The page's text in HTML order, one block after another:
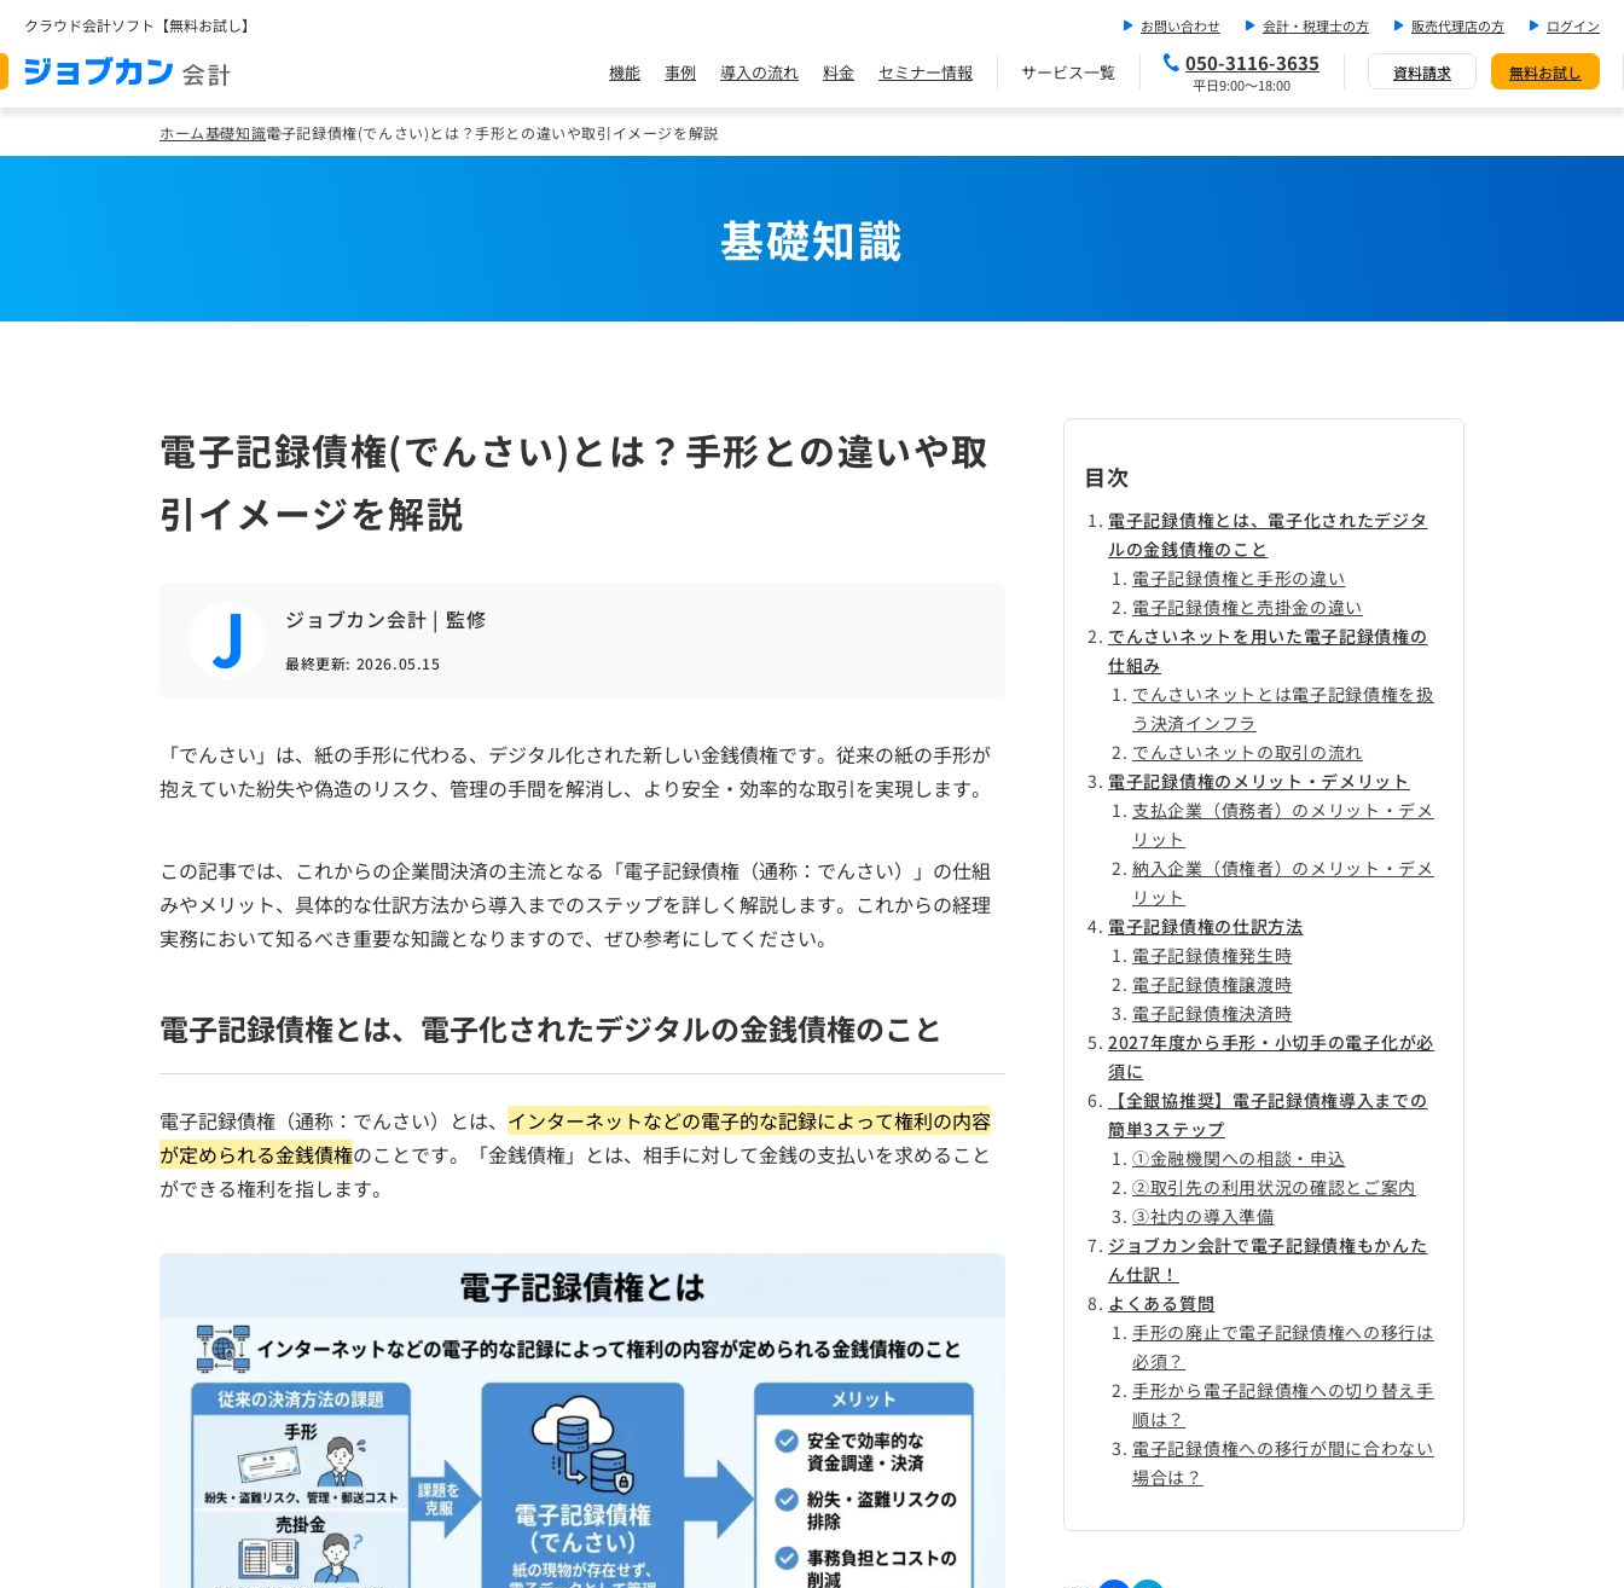
クラウド会計ソフト【無料お試し】 お問い合わせ 会計・税理士の方 販売代理店の方 ログイン
機能 事例 導入の流れ 料金 セミナー情報 サービス一覧 050-3116-3635
平日9:00～18:00
資料請求 無料お試し
ホーム基礎知識電子記録債権(でんさい)とは？手形との違いや取引イメージを解説
基礎知識
電子記録債権(でんさい)とは？手形との違いや取
引イメージを解説
ジョブカン会計 | 監修
最終更新: 2026.05.15
「でんさい」は、紙の手形に代わる、デジタル化された新しい金銭債権です。従来の紙の手形が
抱えていた紛失や偽造のリスク、管理の手間を解消し、より安全・効率的な取引を実現します。
この記事では、これからの企業間決済の主流となる「電子記録債権（通称：でんさい）」の仕組
みやメリット、具体的な仕訳方法から導入までのステップを詳しく解説します。これからの経理
実務において知るべき重要な知識となりますので、ぜひ参考にしてください。
電子記録債権とは、電子化されたデジタルの金銭債権のこと
電子記録債権（通称：でんさい）とは、 インターネットなどの電子的な記録によって権利の内容
が定められる金銭債権のことです。「金銭債権」とは、相手に対して金銭の支払いを求めること
ができる権利を指します。
目次
電子記録債権とは、電子化されたデジタ
ルの金銭債権のこと
電子記録債権と手形の違い
電子記録債権と売掛金の違い
でんさいネットを用いた電子記録債権の
仕組み
でんさいネットとは電子記録債権を扱
う決済インフラ
でんさいネットの取引の流れ
電子記録債権のメリット・デメリット
支払企業（債務者）のメリット・デメ
リット
納入企業（債権者）のメリット・デメ
リット
電子記録債権の仕訳方法
電子記録債権発生時
電子記録債権譲渡時
電子記録債権決済時
2027年度から手形・小切手の電子化が必
須に
【全銀協推奨】電子記録債権導入までの
簡単3ステップ
①金融機関への相談・申込
②取引先の利用状況の確認とご案内
③社内の導入準備
ジョブカン会計で電子記録債権もかんた
ん仕訳！
よくある質問
手形の廃止で電子記録債権への移行は
必須？
手形から電子記録債権への切り替え手
順は？
電子記録債権への移行が間に合わない
場合は？